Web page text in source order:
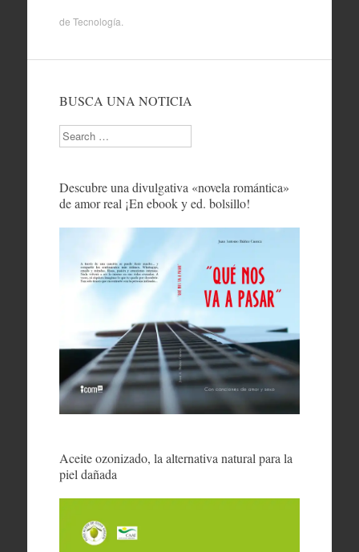
de Tecnología
BUSCA UNA NOTICIA
Search
Descubre una divulgativa «novela romántica»
de amor real ¡En ebook y ed. bolsillo!
Aceite ozonizado, la alternativa natural para la
piel dañada